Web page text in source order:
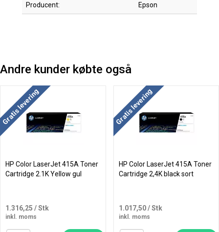
Producent: Epson
Andre kunder købte også
Gratis levering
HP Color LaserJet 415A Toner
Cartridge 2.1K Yellow gul
1.316,25 / Stk
inkl. moms
Gratis levering
HP Color LaserJet 415A Toner
Cartridge 2,4K black sort
1.017,50/ Stk
inkl. moms